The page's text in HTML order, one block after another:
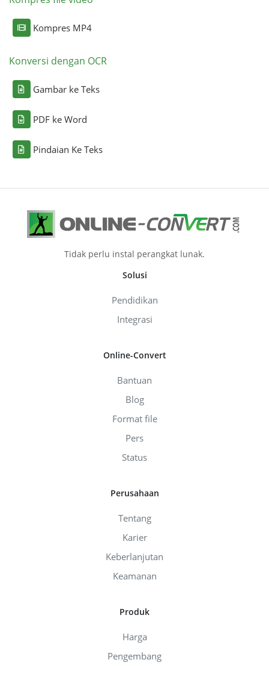
Kompres MP4
Konversi dengan OCR
Gambar ke Teks
PDF ke Word
Pindaian Ke Teks
Tidak perlu instal perangkat lunak.
Solusi
Pendidikan
Integrasi
Online-Convert
Bantuan
Blog
Format file
Pers
Status
Perusahaan
Tentang
Karier
Keberlanjutan
Keamanan
Produk
Harga
Pengembang